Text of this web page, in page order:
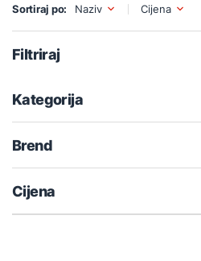
Sortiraj po:
Naziv Cijena
Filtriraj
Kategorija
Brend
Cijena